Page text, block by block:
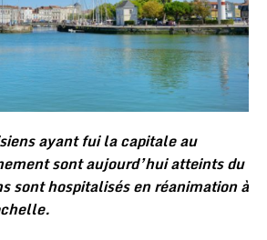
ayant fui la capitale au
sont aujourd’hui atteints du
sont hospitalisés en réanimation à